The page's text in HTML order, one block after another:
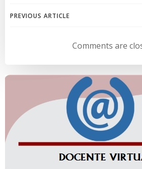
Navegación
entradas
PREVIOUS ARTICLE
de
Comments are